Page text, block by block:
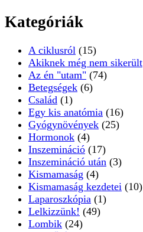
Kategóriák
A ciklusról (15)
Akiknek még nem sikerült
Az én "utam" (74)
Betegségek (6)
Család (1)
Egy kis anatómia (16)
Gyógynövények (25)
Hormonok (4)
Inszemináció (17)
Inszemináció után (3)
Kismamaság (4)
Kismamaság kezdetei (10)
Laparoszkópia (1)
Lelkizzünk! (49)
Lombik (24)